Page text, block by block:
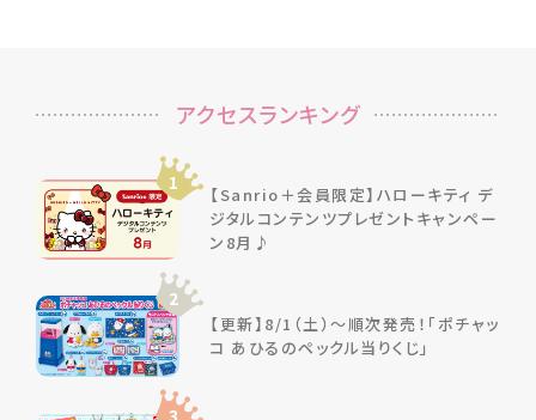
アクセスランキング
1
【Sanrio＋会員限定】ハローキティ デ
ジタルコンテンツプレゼントキャンペー
ン8月♪
2
【更新】8/1（土）～順次発売！「ポチャッ
コ あひるのペックル当りくじ」
3